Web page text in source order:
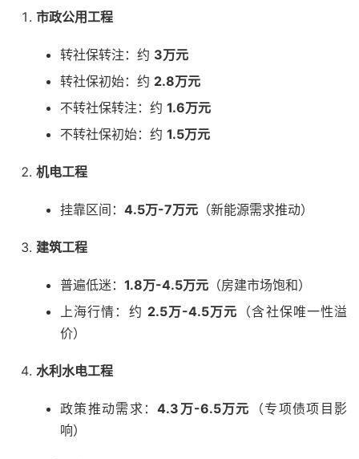
市政公用工程
转社保转注：约 ‌ 3万元
转社保初始：约 ‌ 2.8万元
不转社保转注：约 ‌ 1.6万元
不转社保初始：约 ‌ 1.5万元
机电工程
挂靠区间：‌ 4.5万-7万元 ‌（新能源需求推动）
建筑工程
普遍低迷：‌ 1.8万-4.5万元 ‌（房建市场饱和）
上海行情：约 ‌ 2.5万-4.5万元 ‌（含社保唯一性溢
价）
水利水电工程
政策推动需求：‌4.3万-6.5万元 ‌（专项债项目影
响）